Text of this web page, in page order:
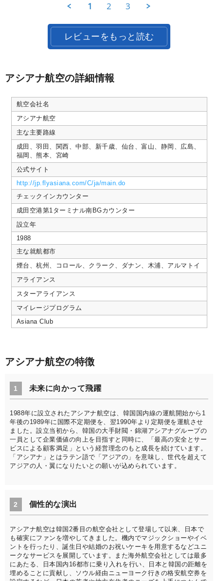
た。
用
様
on
25
Apr
1 2 3
レビューをもっと読む
アシアナ航空の詳細情報
航空会社名
アシアナ航空
主な主要路線
成田、羽田、関西、中部、新千歳、仙台、富山、静岡、広島、
福岡、熊本、宮崎
公式サイト
http://jp.flyasiana.com/C/ja/main.do
チェックインカウンター
成田空港第1ターミナル南BGカウンター
設立年
1988
主な就航都市
煙台、杭州、コロール、クラーク、ダナン、木浦、アルマトイ
アライアンス
スターアライアンス
マイレージプログラム
Asiana Club
アシアナ航空の特徴
1 未来に向かって飛躍
1988年に設立されたアシアナ航空は、韓国国内線の運航開始から1
年後の1989年に国際不定期便を、翌1990年より定期便を運航させ
ました。設立当初から、韓国の大手財閥・錦湖アシアナグループの
一員として企業価値の向上を目指すと同時に、「最高の安全とサー
ビスによる顧客満足」という経営理念のもと成長を続けています。
「アシアナ」とはラテン語で「アジアの」を意味し、世代を超えて
アジアの人・翼になりたいとの願いが込められています。
2 個性的な演出
アシアナ航空は韓国2番目の航空会社として登場して以来、日本で
も確実にファンを増やしてきました。機内でマジックショーやイベ
ントを行ったり、誕生日や結婚のお祝いケーキを用意するなどユニ
ークなサービスを展開しています。また海外航空会社としては最多
にあたる、日本国内16都市に乗り入れを行い、日本と韓国の距離を
埋めることに貢献し、ソウル経由ニューヨーク行きの格安航空券を